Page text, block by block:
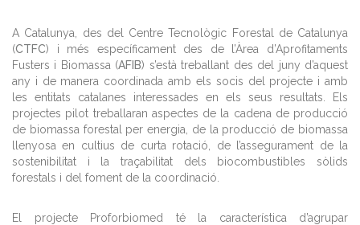
A Catalunya, des del Centre Tecnològic Forestal de Catalunya
(CTFC) i més específicament des de l’Àrea d’Aprofitaments
Fusters i Biomassa (AFIB) s’està treballant des del juny d’aquest
any i de manera coordinada amb els socis del projecte i amb
les entitats catalanes interessades en els seus resultats. Els
projectes pilot treballaran aspectes de la cadena de producció
de biomassa forestal per energia, de la producció de biomassa
llenyosa en cultius de curta rotació, de l’assegurament de la
sostenibilitat i la traçabilitat dels biocombustibles sòlids
forestals i del foment de la coordinació.
El projecte Proforbiomed té la característica d’agrupar